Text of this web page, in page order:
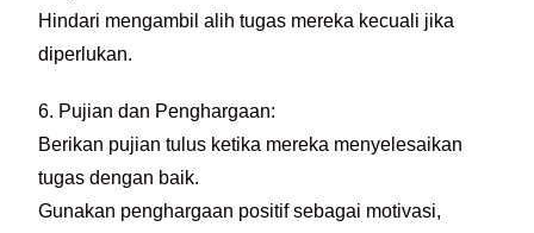
Hindari mengambil alih tugas mereka kecuali jika
diperlukan.
6. Pujian dan Penghargaan:
Berikan pujian tulus ketika mereka menyelesaikan
tugas dengan baik.
Gunakan penghargaan positif sebagai motivasi,